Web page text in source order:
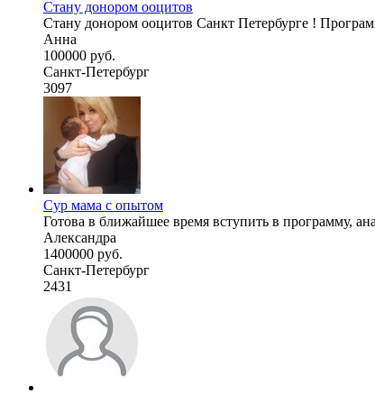
Стану донором ооцитов
Стану донором ооцитов Санкт Петербурге !
Анна
100000 руб.
Санкт-Петербург
3097
Сур мама с опытом
Готова в ближайшее время вступить в программу,
Александра
1400000 руб.
Санкт-Петербург
2431